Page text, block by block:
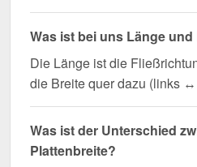
Was ist bei uns Länge und
Die Länge ist die
die Breite quer dazu (links
Was ist der Unterschied
Plattenbreite?